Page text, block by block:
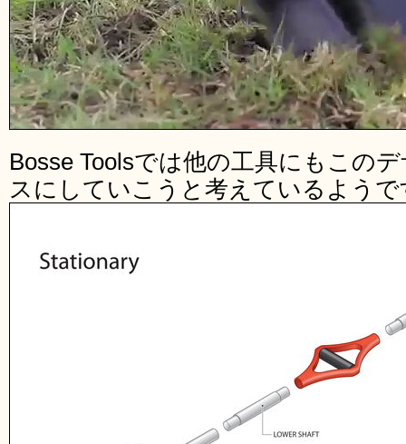
Bosse Toolsでは他の工具にもこの
スにしていこうと考えているようで